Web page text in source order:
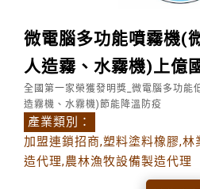
微電腦多功能噴霧機(
人造霧、水霧機)上億
全國第一家榮獲發明獎_微電腦多功能
造霧機、水霧機)節能降溫防疫
產業類別：
加盟連鎖招商,塑料塗料橡膠,
造代理,農林漁牧設備製造代理